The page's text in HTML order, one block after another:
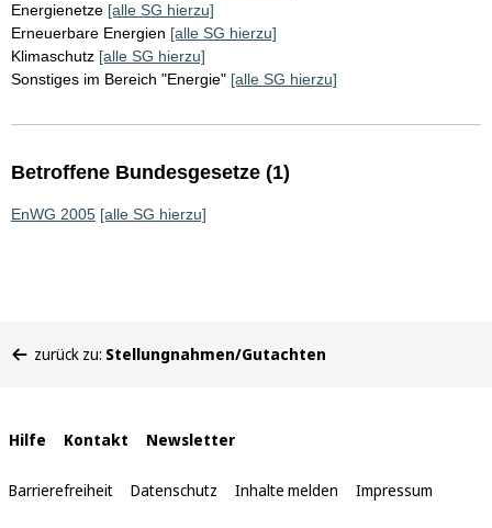
Energienetze [alle SG hierzu]
Erneuerbare Energien [alle SG hierzu]
Klimaschutz [alle SG hierzu]
Sonstiges im Bereich "Energie" [alle SG hierzu]
Betroffene Bundesgesetze (1)
EnWG 2005 [alle SG hierzu]
befinden
zurück zu: Stellungnahmen/Gutachten
Interne
Links
Hilfe Kontakt Newsletter
Barrierefreiheit Datenschutz Inhalte melden Impressum